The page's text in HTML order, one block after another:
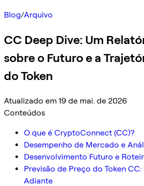
Blog/Arquivo
CC Deep Dive: Um
sobre o Futuro e a
do Token
Atualizado em 19 de mai. de 2026
Conteúdos
O que é CryptoConnect (CC)?
Desempenho de Mercado e
Desenvolvimento Futuro e
Previsão de Preço do Token CC:
Adiante